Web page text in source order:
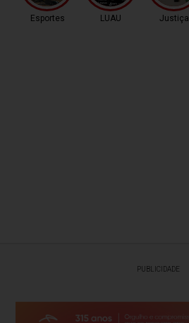
Esportes LUAU Justiça
PUBLICIDADE